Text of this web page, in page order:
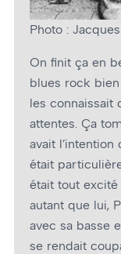
Photo :
On finit ça en
blues rock
les connaissait
attentes. Ça
avait
était
était tout
autant que lui,
avec sa basse
se rendait